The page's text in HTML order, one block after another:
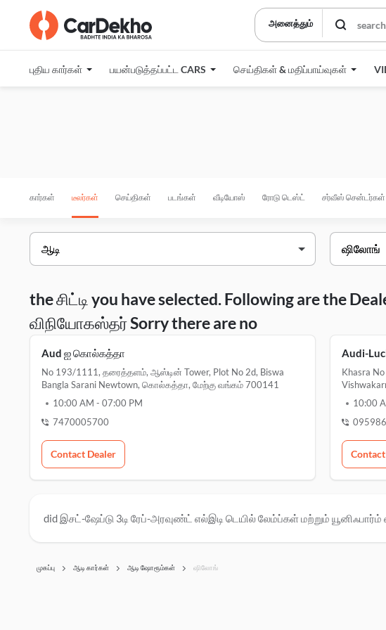
அனைத்தும்
புதிய கார்கள் பயன்படுத்தப்பட்ட CARS செய்திகள் & மதிப்பாய்வுகள்
கார்கள் டீலர்கள் செய்திகள் படங்கள் வீடியோஸ் ரோடு டெஸ்ட் சர்வீஸ் சென்டர்கள்
the சிட்டி you have selected. Following are the
விநியோகஸ்தர் Sorry there are no
Aud ஐ கொல்கத்தா
No 193/1111, தரைத்தளம், ஆஸ்டின் Tower, Plot No 2d, Biswa
Bangla Sarani Newtown, கொல்கத்தா, மேற்கு வங்கம் 700141
10:00 AM - 07:00 PM
7470005700
Contact Dealer
Audi-
Khasra
10:00
did இசட்-ஷேப்டு 3டி ரேப்-அரவுண்ட் எல்இடி டெயில் லேம்ப்கள் மற்றும்
முகப்பு ஆடி கார்கள் ஆடி ஷோரூம்கள் ஷிலோங்